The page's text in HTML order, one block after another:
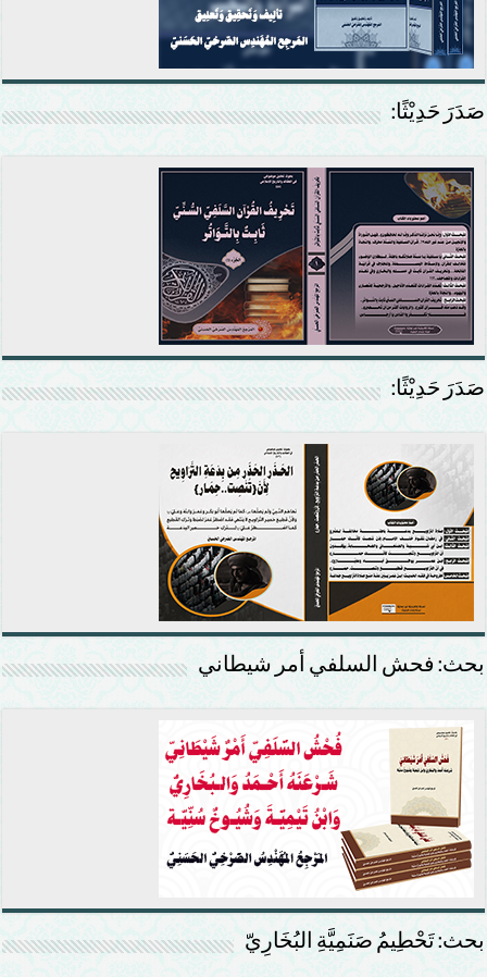
صَدَرَ حَدِيْثًا:
صَدَرَ حَدِيْثًا:
بحث: فحش السلفي أمر شيطاني
بحث: تَحْطِيمُ صَنَمِيَّةِ البُخَارِيّ